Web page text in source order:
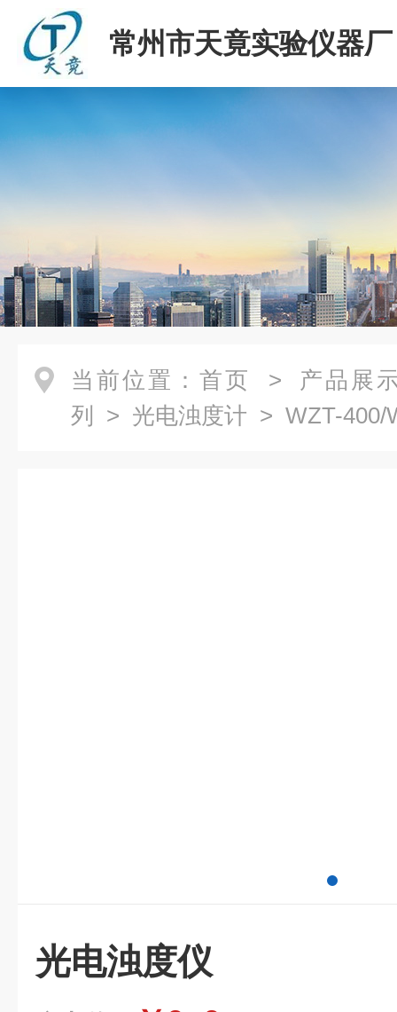
常州市天竟实验仪器厂
当前位置： 首页 > 产品展
列
> 光电浊度计 > WZT-400/
光电浊度仪